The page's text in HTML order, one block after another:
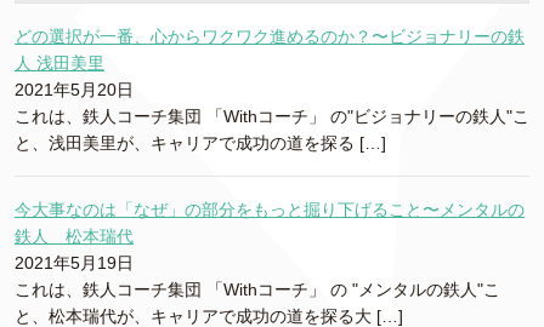
どの選択が一番、心からワクワク進めるのか？〜ビジョナリーの鉄
人 浅田美里
2021年5月20日
これは、鉄人コーチ集団 「Withコーチ」 の"ビジョナリーの鉄人"こ
と、浅田美里が、キャリアで成功の道を探る […]
今大事なのは「なぜ」の部分をもっと掘り下げること〜メンタルの
鉄人 松本瑞代
2021年5月19日
これは、鉄人コーチ集団 「Withコーチ」 の "メンタルの鉄人"こ
と、松本瑞代が、キャリアで成功の道を探る大 […]